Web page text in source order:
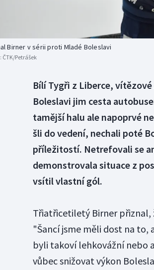
Birner v sérii proti Mladé Boleslavi
ČTK/Petrášek
Bílí Tygři z Liberce,
Boleslavi jim cesta
tamější halu ale napoprvé
šli do vedení, nechali poté
příležitostí. Netrefovali se
demonstrovala situace z
vsítil vlastní gól.
Třiatřicetiletý Birner přiznal,
"Šancí jsme měli dost na to,
byli takoví lehkovážní nebo
vůbec snižovat výkon